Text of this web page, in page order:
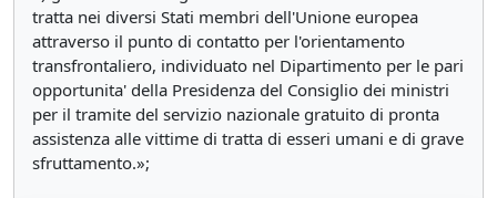
tratta nei diversi Stati membri dell'Unione europea
attraverso il punto di contatto per l'orientamento
transfrontaliero, individuato nel Dipartimento per le pari
opportunita' della Presidenza del Consiglio dei ministri
per il tramite del servizio nazionale gratuito di pronta
assistenza alle vittime di tratta di esseri umani e di grave
sfruttamento.»;